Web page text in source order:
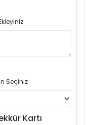
Seçiniz
Kartı